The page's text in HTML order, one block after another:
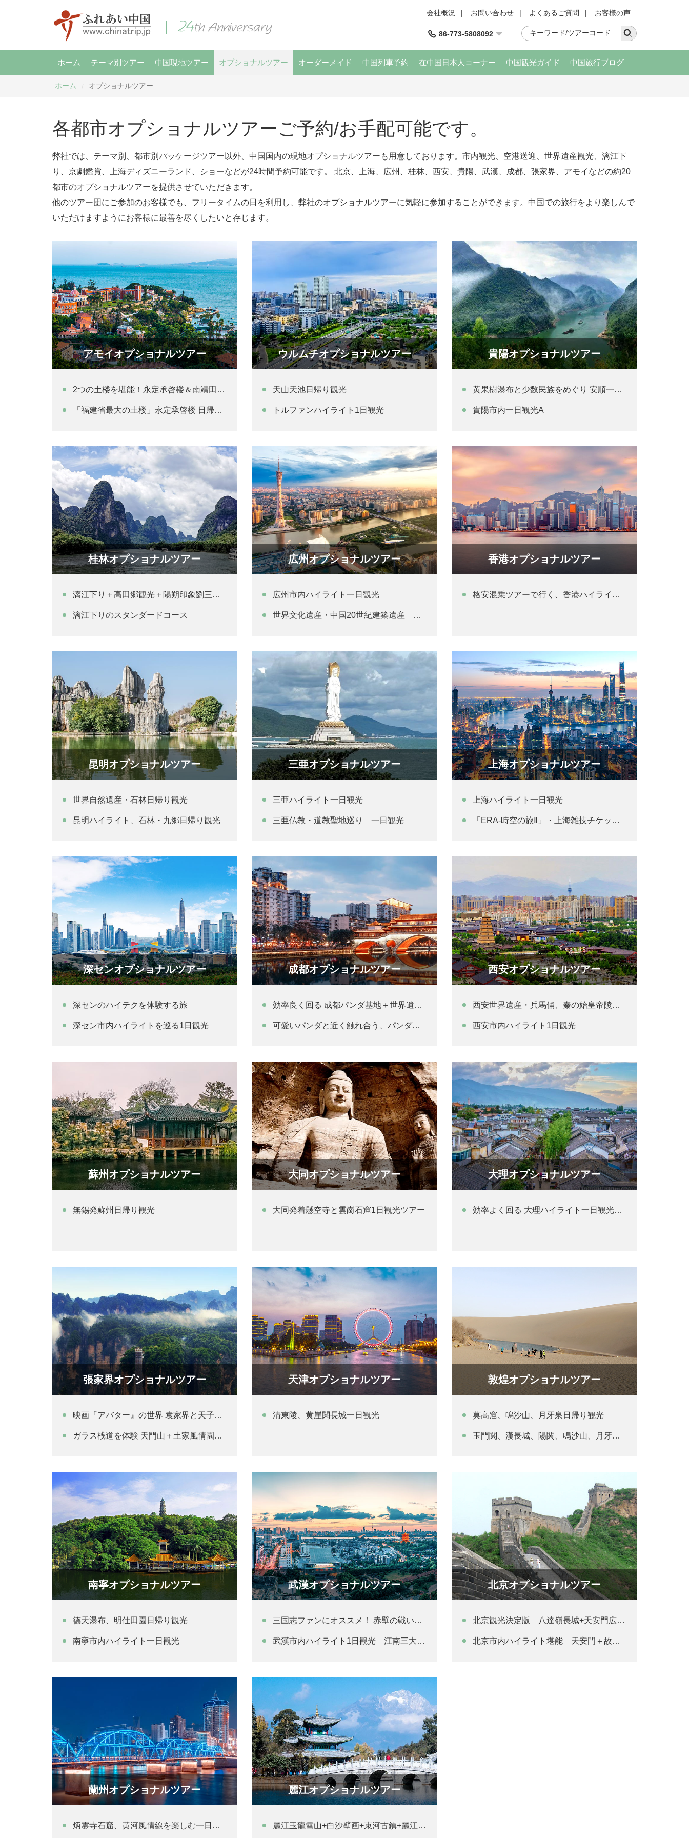
会社概況 | お問い合わせ | よくあるご質問 | お客様の声
86-773-5808092
ホーム テーマ別ツアー 中国現地ツアー オプショナルツアー オーダーメイド 中国列車予約 在中国日本人コーナー 中国観光ガイド 中国旅行ブログ
ホーム オプショナルツアー
各都市オプショナルツアーご予約/お手配可能です。
弊社では、テーマ別、都市別パッケージツアー以外、中国国内の現地オプショナルツアーも用意しております。市内観光、空港送迎、世界遺産観光、漓江下
り、京劇鑑賞、上海ディズニーランド、ショーなどが24時間予約可能です。 北京、上海、広州、桂林、西安、貴陽、武漢、成都、張家界、アモイなどの約20
都市のオプショナルツアーを提供させていただきます。
他のツアー団にご参加のお客様でも、フリータイムの日を利用し、弊社のオプショナルツアーに気軽に参加することができます。中国での旅行をより楽しんで
いただけますようにお客様に最善を尽くしたいと存じます。
アモイオプショナルツアー
2つの土楼を堪能！永定承啓楼＆南靖田螺坑土楼 日帰り観光
「福建省最大の土楼」永定承啓楼 日帰り観光
ウルムチオプショナルツアー
天山天池日帰り観光
トルファンハイライト1日観光
貴陽オプショナルツアー
黄果樹瀑布と少数民族をめぐり 安順一日観光
貴陽市内一日観光A
桂林オプショナルツアー
漓江下り＋高田郷観光＋陽朔印象劉三姐ショー
漓江下りのスタンダードコース
広州オプショナルツアー
広州市内ハイライト一日観光
世界文化遺産・中国20世紀建築遺産 開平望楼日帰り観光
香港オプショナルツアー
格安混乗ツアーで行く、香港ハイライト半日観光
昆明オプショナルツアー
世界自然遺産・石林日帰り観光
昆明ハイライト、石林・九郷日帰り観光
三亜オプショナルツアー
三亜ハイライト一日観光
三亜仏教・道教聖地巡り 一日観光
上海オプショナルツアー
上海ハイライト一日観光
「ERA-時空の旅Ⅱ」・上海雑技チケット事前予約
深センオプショナルツアー
深センのハイテクを体験する旅
深セン市内ハイライトを巡る1日観光
成都オプショナルツアー
効率良く回る 成都パンダ基地＋世界遺産「楽山大仏」1日観光
可愛いパンダと近く触れ合う、パンダボランティアを体験～
西安オプショナルツアー
西安世界遺産・兵馬俑、秦の始皇帝陵、華清池、大雁塔1日観光
西安市内ハイライト1日観光
蘇州オプショナルツアー
無錫発蘇州日帰り観光
大同オプショナルツアー
大同発着懸空寺と雲崗石窟1日観光ツアー
大理オプショナルツアー
効率よく回る 大理ハイライト一日観光（昼食付きプラン）
張家界オプショナルツアー
映画『アバター』の世界 袁家界と天子山自然保護区 1日観光
ガラス桟道を体験 天門山＋土家風情園1日観光
天津オプショナルツアー
清東陵、黄崖関長城一日観光
敦煌オプショナルツアー
莫高窟、鳴沙山、月牙泉日帰り観光
玉門関、漢長城、陽関、鳴沙山、月牙泉日帰り観光
南寧オプショナルツアー
德天瀑布、明仕田園日帰り観光
南寧市内ハイライト一日観光
武漢オプショナルツアー
三国志ファンにオススメ！ 赤壁の戦いの舞台となった「三国赤壁古戦場」巡りの旅 武漢発着
武漢市内ハイライト1日観光 江南三大名楼「黄鶴楼」＋湖北省博物館＋東湖
北京オプショナルツアー
北京観光決定版 八達嶺長城+天安門広場＋故宮博物院
北京市内ハイライト堪能 天安門＋故宮博物院＋景山公園＋天壇＋京劇観賞付き
蘭州オプショナルツアー
炳霊寺石窟、黄河風情線を楽しむ一日観光
麗江オプショナルツアー
麗江玉龍雪山+白沙壁画+束河古鎮+麗江古城一日観光（昼食付きプラン）